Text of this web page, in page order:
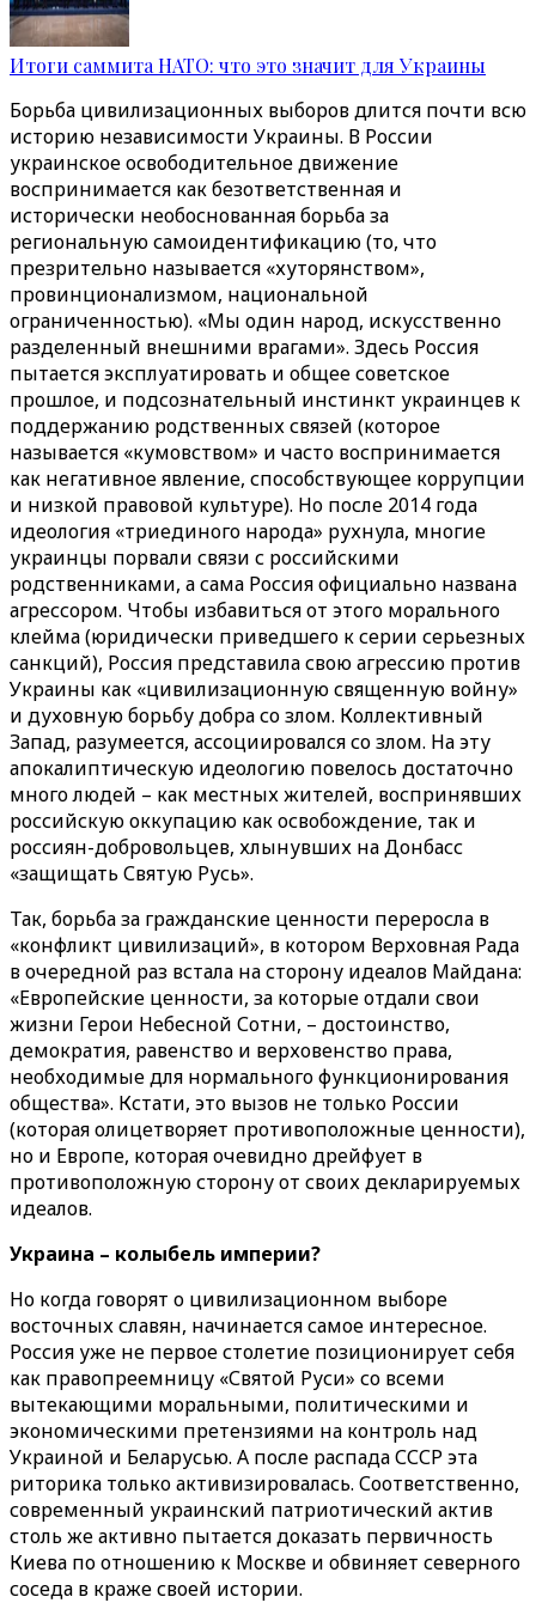
Итоги саммита НАТО: что это значит для Украины
Борьба цивилизационных выборов длится почти всю
историю независимости Украины. В России
украинское освободительное движение
воспринимается как безответственная и
исторически необоснованная борьба за
региональную самоидентификацию (то, что
презрительно называется «хуторянством»,
провинционализмом, национальной
ограниченностью). «Мы один народ, искусственно
разделенный внешними врагами». Здесь Россия
пытается эксплуатировать и общее советское
прошлое, и подсознательный инстинкт украинцев к
поддержанию родственных связей (которое
называется «кумовством» и часто воспринимается
как негативное явление, способствующее коррупции
и низкой правовой культуре). Но после 2014 года
идеология «триединого народа» рухнула, многие
украинцы порвали связи с российскими
родственниками, а сама Россия официально названа
агрессором. Чтобы избавиться от этого морального
клейма (юридически приведшего к серии серьезных
санкций), Россия представила свою агрессию против
Украины как «цивилизационную священную войну»
и духовную борьбу добра со злом. Коллективный
Запад, разумеется, ассоциировался со злом. На эту
апокалиптическую идеологию повелось достаточно
много людей – как местных жителей, воспринявших
российскую оккупацию как освобождение, так и
россиян-добровольцев, хлынувших на Донбасс
«защищать Святую Русь».
Так, борьба за гражданские ценности переросла в
«конфликт цивилизаций», в котором Верховная Рада
в очередной раз встала на сторону идеалов Майдана:
«Европейские ценности, за которые отдали свои
жизни Герои Небесной Сотни, – достоинство,
демократия, равенство и верховенство права,
необходимые для нормального функционирования
общества». Кстати, это вызов не только России
(которая олицетворяет противоположные ценности),
но и Европе, которая очевидно дрейфует в
противоположную сторону от своих декларируемых
идеалов.
Украина – колыбель империи?
Но когда говорят о цивилизационном выборе
восточных славян, начинается самое интересное.
Россия уже не первое столетие позиционирует себя
как правопреемницу «Святой Руси» со всеми
вытекающими моральными, политическими и
экономическими претензиями на контроль над
Украиной и Беларусью. А после распада СССР эта
риторика только активизировалась. Соответственно,
современный украинский патриотический актив
столь же активно пытается доказать первичность
Киева по отношению к Москве и обвиняет северного
соседа в краже своей истории.